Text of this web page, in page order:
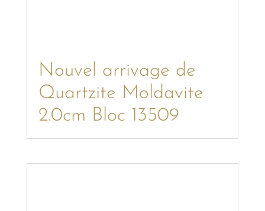
Nouvel arrivage de
Quartzite Moldavite
2.0cm Bloc 13509